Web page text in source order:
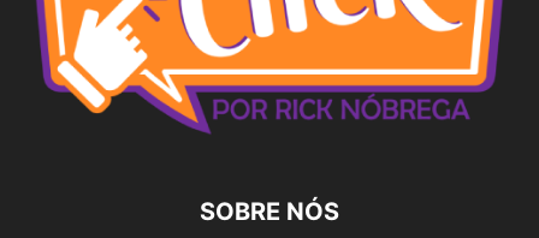
SOBRE NÓS